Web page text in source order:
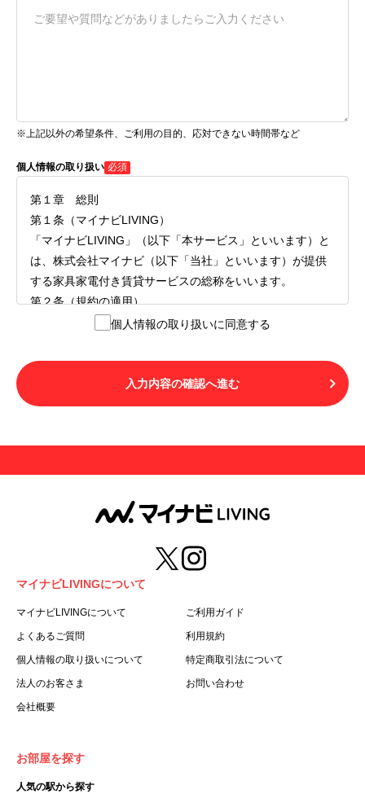
※上記以外の希望条件、ご利用の目的、応対できない時間帯など
個人情報の取り扱い 必須
第１章 総則
第１条（マイナビLIVING）
「マイナビLIVING」（以下「本サービス」といいます）と
は、株式会社マイナビ（以下「当社」といいます）が提供
する家具家電付き賃貸サービスの総称をいいます。
第２条（規約の適用）
１.本サービスを利用する者（以下「利用者」といいます）
LIVINGご契約にあたり取得する個人情報の取り扱いについ
て」の内容をすべて承諾したものとみなされます。不承諾
の意思表示は、本サービスを利用しないことをもってのみ
用することはできません。
第３条（用語の定義）
１.「本サ―ビス」とは、第１章第１条で規定する当社が運
営するマイナビLIVINGを意味します。
２.「利用者」とは、第１章第２条に規定する本サービスを
利用する個人を意味します。
３.「本サイト」とは、当社が運営する本サービスに関する
ます。
５.「会員」とは、第２章第１条に基づき会員登録が完了し
た個人を意味します。
録した情報、本サービス利用中に当社が登録を求めた情報
った場合の当該情報を意味します。
個人情報の取り扱いに同意する
入力内容の確認へ進む
マイナビLIVINGについて
マイナビLIVINGについて ご利用ガイド
よくあるご質問 利用規約
個人情報の取り扱いについて 特定商取引法について
法人のお客さま お問い合わせ
会社概要
お部屋を探す
人気の駅から探す